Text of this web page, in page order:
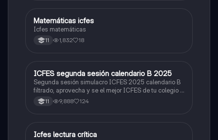
ICFES: Matemáticas
Matemáticas icfes
Icfes matemáticas
11 1,832 18
ICFES: Lectura Crítica
ICFES segunda sesión calendario B 2025
Segunda sesión simulacro ICFES 2025 calendario B
filtrado, aprovecha y se el mejor ICFES de tu colegio y
poder ingresar a universidad, y estudiar aquella
carrera con la que tanto sueñas.
11 9,888 124
Lengua Castellana
Icfes lectura crítica